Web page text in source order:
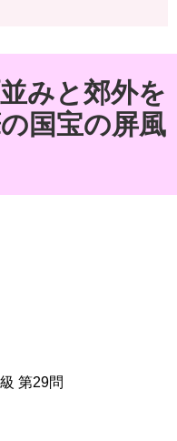
みと郊外を
国宝の屏風
級 第29問